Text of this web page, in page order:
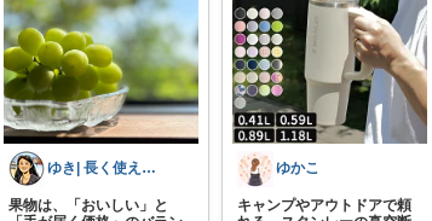
ゆき| 長く使える暮らし
果物は、「おいしい」と
ゆかこ
キャンプやアウトドアで頼